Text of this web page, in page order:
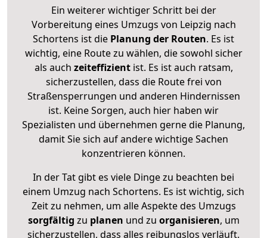
Ein weiterer wichtiger Schritt bei der
Vorbereitung eines Umzugs von Leipzig nach
Schortens ist die Planung der Routen. Es ist
wichtig, eine Route zu wählen, die sowohl sicher
als auch zeiteffizientist. Es ist auch ratsam,
sicherzustellen, dass die Route frei von
Straßensperrungen und anderen Hindernissen
ist. Keine Sorgen, auch hier haben wir
Spezialisten und übernehmen gerne die Planung,
damit Sie sich auf andere wichtige Sachen
konzentrieren können.
In der Tat gibt es viele Dinge zu beachten bei
einem Umzug nach Schortens. Es ist wichtig, sich
Zeit zu nehmen, um alle Aspekte des Umzugs
sorgfältig zu planen und zu organisieren, um
sicherzustellen, dass alles reibungslos verläuft.